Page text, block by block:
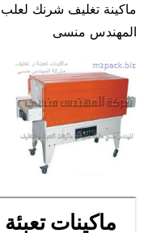
المهندس منسى